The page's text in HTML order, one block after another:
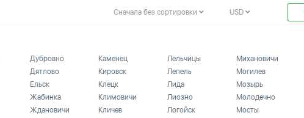
Сначала без сортировки USD
Дубровно
Дятлово
Ельск
Жабинка
Ждановичи
Каменец
Кировск
Клецк
Климовичи
Кличев
Лельчицы
Лепель
Лида
Лиозно
Логойск
Михановичи
Могилев
Мозырь
Молодечно
Мосты